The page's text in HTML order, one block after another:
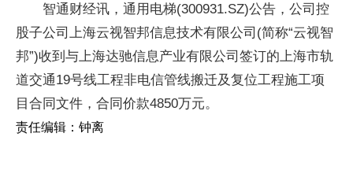
智通财经讯，通用电梯(300931.SZ)公告，公司控
股子公司上海云视智邦信息技术有限公司(简称“云视智
邦”)收到与上海达驰信息产业有限公司签订的上海市轨
道交通19号线工程非电信管线搬迁及复位工程施工项
目合同文件，合同价款4850万元。
责任编辑：钟离